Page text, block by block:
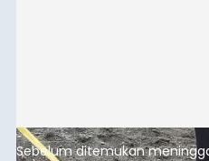
balitribune.co.id I Bangli -
memperingati hari ulang